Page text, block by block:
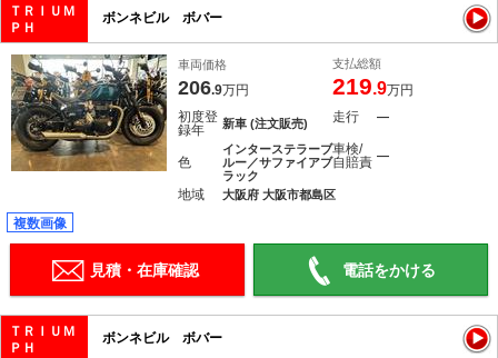
ＴＲＩＵＭ
ＰＨ
ボンネビル ボバー
車両価格
206.9万円
支払総額
219.9万円
初度登
録年
新車 (注文販売) 走行 ―
色
インターステラーブ
ルー／サファイアブ
ラック
車検/
自賠責 ―
地域 大阪府 大阪市都島区
複数画像
見積・在庫確認 電話をかける
ＴＲＩＵＭ
ＰＨ
ボンネビル ボバー